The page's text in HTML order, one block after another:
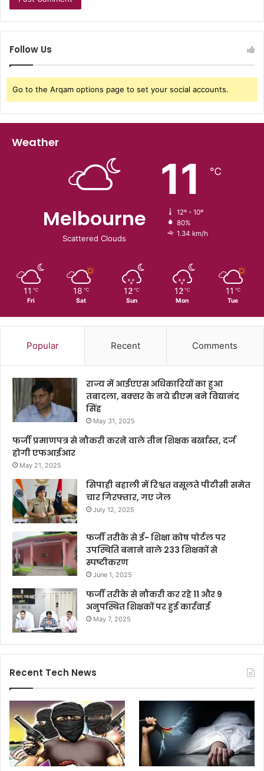
Follow Us
Go to the Arqam options page to set your social accounts.
Weather
Melbourne
Scattered Clouds
11 ℃
12º - 10º
80%
1.34 km/h
11 ℃
Fri
18 ℃
Sat
12 ℃
Sun
12 ℃
Mon
11 ℃
Tue
Popular Recent Comments
राज्य में आईएएस अधिकारियों का हुआ
तबादला, बक्सर के नये डीएम बने विद्यानंद
सिंह
May 31, 2025
फर्जी प्रमाणपत्र से नौकरी करने वाले तीन शिक्षक बर्खास्त, दर्ज
होगी एफआईआर
May 21, 2025
सिपाही बहाली में रिश्वत वसूलते पीटीसी समेत
चार गिरफ्तार, गए जेल
July 12, 2025
फर्जी तरीके से ई- शिक्षा कोष पोर्टल पर
उपस्थिति बनाने वाले 233 शिक्षकों से
स्पष्टीकरण
June 1, 2025
फर्जी तरीके से नौकरी कर रहे 11 और 9
अनुपस्थित शिक्षकों पर हुई कार्रवाई
May 7, 2025
Recent Tech News